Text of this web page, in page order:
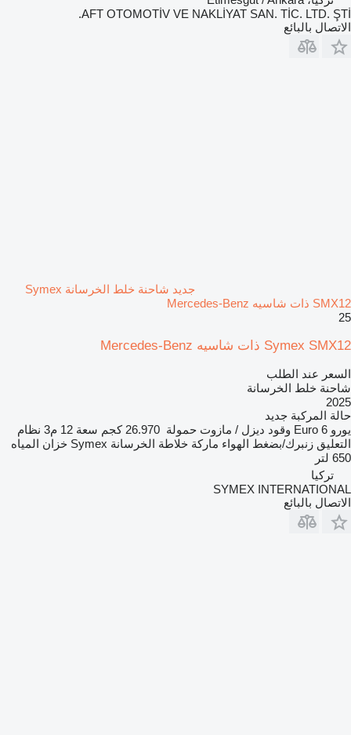
AFT OTOMOTİV VE NAKLİYAT SAN. TİC. LTD. ŞTİ.
الاتصال بالبائع
جديد شاحنة خلط الخرسانة Symex
SMX12 ذات شاسيه Mercedes-Benz
25
Symex SMX12 ذات شاسيه Mercedes-Benz
السعر عند الطلب
شاحنة خلط الخرسانة
2025
حالة المركبة جديد
يورو Euro 6 وقود ديزل / مازوت حمولة 26.970 كجم سعة 12 م3
نظام
التعليق زنبرك/بضغط الهواء ماركة خلاطة الخرسانة Symex خزان المياه
650 لتر
تركيا
SYMEX INTERNATIONAL
الاتصال بالبائع